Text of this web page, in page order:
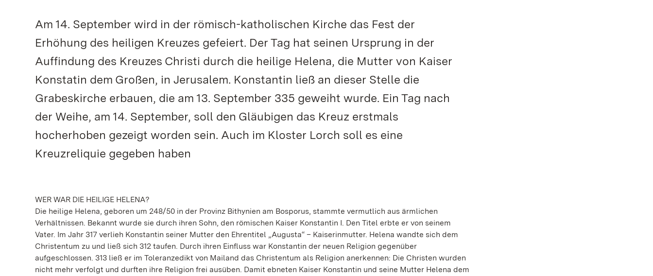
Am 14. September wird in der römisch-katholischen Kirche das Fest der
Erhöhung des heiligen Kreuzes gefeiert. Der Tag hat seinen Ursprung in der
Auffindung des Kreuzes Christi durch die heilige Helena, die Mutter von Kaiser
Konstatin dem Großen, in Jerusalem. Konstantin ließ an dieser Stelle die
Grabeskirche erbauen, die am 13. September 335 geweiht wurde. Ein Tag nach
der Weihe, am 14. September, soll den Gläubigen das Kreuz erstmals
hocherhoben gezeigt worden sein. Auch im Kloster Lorch soll es eine
Kreuzreliquie gegeben haben
WER WAR DIE HEILIGE HELENA?
Die heilige Helena, geboren um 248/50 in der Provinz Bithynien am Bosporus, stammte vermutlich aus ärmlichen
Verhältnissen. Bekannt wurde sie durch ihren Sohn, den römischen Kaiser Konstantin I. Den Titel erbte er von seinem
Vater. Im Jahr 317 verlieh Konstantin seiner Mutter den Ehrentitel „Augusta“ – Kaiserinmutter. Helena wandte sich dem
Christentum zu und ließ sich 312 taufen. Durch ihren Einfluss war Konstantin der neuen Religion gegenüber
aufgeschlossen. 313 ließ er im Toleranzedikt von Mailand das Christentum als Religion anerkennen: Die Christen wurden
nicht mehr verfolgt und durften ihre Religion frei ausüben. Damit ebneten Kaiser Konstantin und seine Mutter Helena dem